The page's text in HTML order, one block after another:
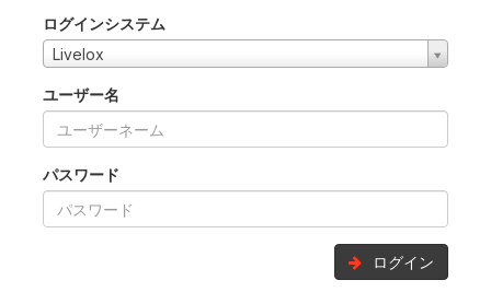
ログインシステム
Livelox
ユーザー名
パスワード
ログイン